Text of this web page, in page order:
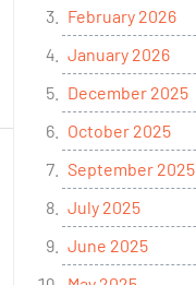
February 2026
January 2026
December 2025
October 2025
September 2025
July 2025
June 2025